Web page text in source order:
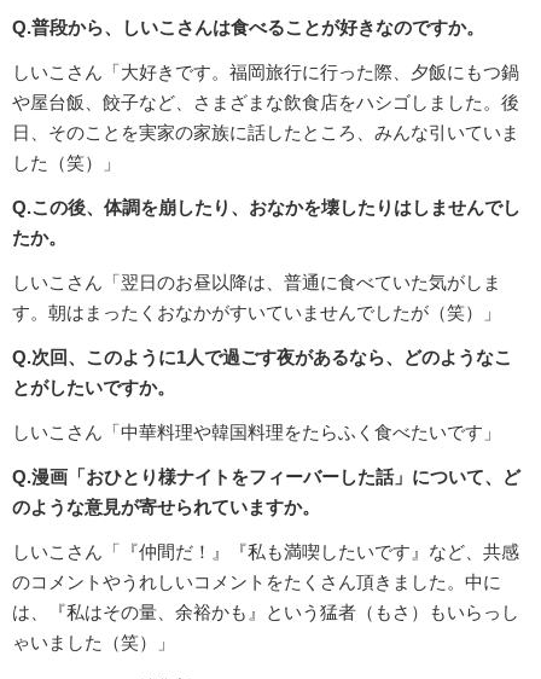
Q.普段から、しいこさんは食べることが好きなのですか。
しいこさん「大好きです。福岡旅行に行った際、夕飯にもつ鍋
や屋台飯、餃子など、さまざまな飲食店をハシゴしました。後
日、そのことを実家の家族に話したところ、みんな引いていま
した（笑）」
Q.この後、体調を崩したり、おなかを壊したりはしませんでし
たか。
しいこさん「翌日のお昼以降は、普通に食べていた気がしま
す。朝はまったくおなかがすいていませんでしたが（笑）」
Q.次回、このように1人で過ごす夜があるなら、どのようなこ
とがしたいですか。
しいこさん「中華料理や韓国料理をたらふく食べたいです」
Q.漫画「おひとり様ナイトをフィーバーした話」について、ど
のような意見が寄せられていますか。
しいこさん「『仲間だ！』『私も満喫したいです』など、共感
のコメントやうれしいコメントをたくさん頂きました。中に
は、『私はその量、余裕かも』という猛者（もさ）もいらっし
ゃいました（笑）」